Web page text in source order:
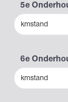
5e
kmstand
6e
kmstand